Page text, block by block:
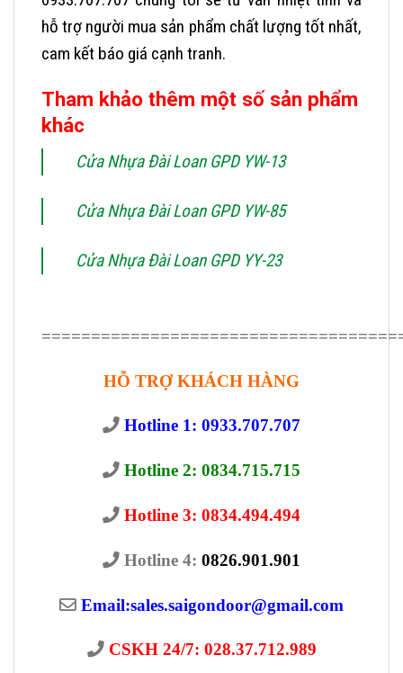
hỗ trợ người mua sản phẩm chất lượng tốt nhất,
cam kết báo giá cạnh tranh.
Tham khảo thêm một số sản phẩm
khác
Cửa Nhựa Đài Loan GPD YW-13
Cửa Nhựa Đài Loan GPD YW-85
Cửa Nhựa Đài Loan GPD YY-23
HỖ TRỢ KHÁCH HÀNG
Hotline 1: 0933.707.707
Hotline 2: 0834.715.715
Hotline 3: 0834.494.494
Hotline 4: 0826.901.901
Email:sales.saigondoor@gmail.com
CSKH 24/7: 028.37.712.989